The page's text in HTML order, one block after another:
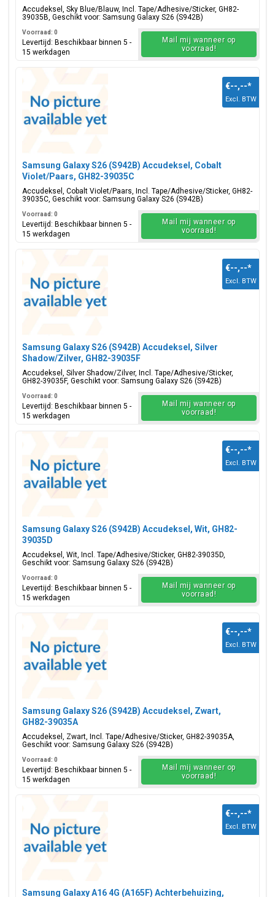
Accudeksel, Sky Blue/Blauw, Incl. Tape/Adhesive/Sticker, GH82-
39035B, Geschikt voor: Samsung Galaxy S26 (S942B)
Voorraad: 0
Levertijd: Beschikbaar binnen 5 -
15 werkdagen
Mail mij wanneer op
voorraad!
Samsung Galaxy S26 (S942B) Accudeksel, Cobalt
Violet/Paars, GH82-39035C
Accudeksel, Cobalt Violet/Paars, Incl. Tape/Adhesive/Sticker, GH82-
39035C, Geschikt voor: Samsung Galaxy S26 (S942B)
€--,--*
Excl. BTW
Voorraad: 0
Levertijd: Beschikbaar binnen 5 -
15 werkdagen
Mail mij wanneer op
voorraad!
Samsung Galaxy S26 (S942B) Accudeksel, Silver
Shadow/Zilver, GH82-39035F
Accudeksel, Silver Shadow/Zilver, Incl. Tape/Adhesive/Sticker,
GH82-39035F, Geschikt voor: Samsung Galaxy S26 (S942B)
€--,--*
Excl. BTW
Voorraad: 0
Levertijd: Beschikbaar binnen 5 -
15 werkdagen
Mail mij wanneer op
voorraad!
Samsung Galaxy S26 (S942B) Accudeksel, Wit, GH82-
39035D
Accudeksel, Wit, Incl. Tape/Adhesive/Sticker, GH82-39035D,
Geschikt voor: Samsung Galaxy S26 (S942B)
€--,--*
Excl. BTW
Voorraad: 0
Levertijd: Beschikbaar binnen 5 -
15 werkdagen
Mail mij wanneer op
voorraad!
Samsung Galaxy S26 (S942B) Accudeksel, Zwart,
GH82-39035A
Accudeksel, Zwart, Incl. Tape/Adhesive/Sticker, GH82-39035A,
Geschikt voor: Samsung Galaxy S26 (S942B)
€--,--*
Excl. BTW
Voorraad: 0
Levertijd: Beschikbaar binnen 5 -
15 werkdagen
Mail mij wanneer op
voorraad!
Samsung Galaxy A16 4G (A165F) Achterbehuizing,
€--,--*
Excl. BTW